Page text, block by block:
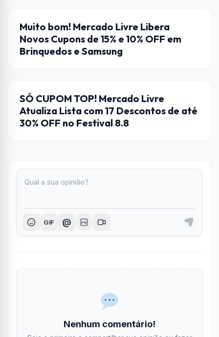
CUPONS DE DESCONTO
Muito bom! Mercado Livre Libera
Novos Cupons de 15% e 10% OFF em
Brinquedos e Samsung
CUPONS DE DESCONTO
SÓ CUPOM TOP! Mercado Livre
Atualiza Lista com 17 Descontos de até
30% OFF no Festival 8.8
GIF @
Nenhum comentário!